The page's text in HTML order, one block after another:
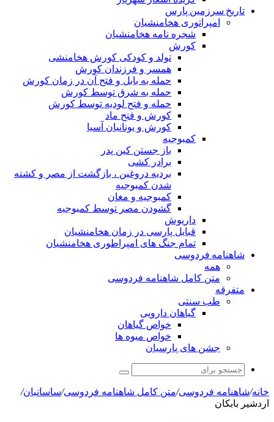
تاریخ سرزمین پارس
امپراتوری هخامنشیان
شجره نامه هخامنشیان
کورش
تولد و کودکی کورش هخامنشی
همسر و فرزندان کورش
حمله به بابل و فتح آن در زمان کورش
حمله به شرق توسط کورش
حمله و فتح لودیه توسط کورش
کورش و فتح ماد
کورش و یونانیان آسیا
کمبوجیه
باز جستن کین پدر
برادر کشی
بردیه دروغین ، بازگشت از مصر و کشته
شدن کمبوجیه
کمبوجیه و مغان
گشودن مصر توسط کمبوجیه
داریوش
قبایل پارسی در زمان هخامنشیان
تمام جنگ های امپراطوری هخامنشیان
شاهنامه فردوسی
همه
متن کامل شاهنامه فردوسی
متفرقه
طب سنتی
گیاهان دارویی
خواص گیاهان
خواص میوه ها
جشن های پارسیان
جستجو
برای
خانه/شاهنامه فردوسی/متن کامل شاهنامه فردوسی/ساسانیان/
اردشیر بابکان